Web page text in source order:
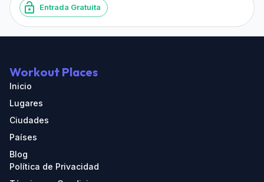
Entrada Gratuita
Workout Places
Inicio
Lugares
Ciudades
Países
Blog
Política de Privacidad